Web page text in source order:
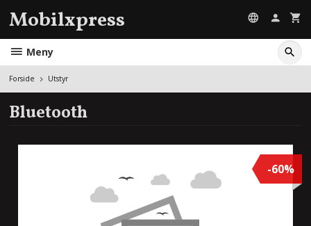
innholdet
Mobilxpress
Meny
Forside Utstyr
Bluetooth
-60%